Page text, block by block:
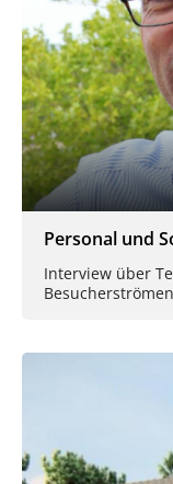
Personal und
Interview über